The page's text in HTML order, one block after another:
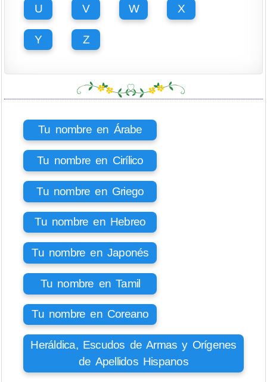
U V W X
Y Z
Tu nombre en Árabe
Tu nombre en Cirílico
Tu nombre en Griego
Tu nombre en Hebreo
Tu nombre en Japonés
Tu nombre en Tamil
Tu nombre en Coreano
Heráldica, Escudos de Armas y Orígenes
de Apellidos Hispanos